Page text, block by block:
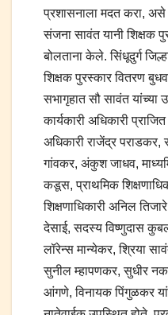
प्रशासनाला मदत करा, असे
संजना सावंत यानी शिक्षक
बोलताना केले. सिंधूदुर्ग
शिक्षक पुरस्कार वितरण
सभागृहात सौ सावंत यांच्या
कार्यकारी अधिकारी
अधिकारी राजेंद्र पराडकर,
गांवकर, अंकुश जाधव,
कडूस, प्राथमिक
शिक्षणाधिकारी अनिल
देसाई, सदस्य विष्णुदास
लॉरेन्स मान्येकर, श्रिया
सुनील म्हापणकर, सुधीर
आंगणे, विनायक पिंगुळकर